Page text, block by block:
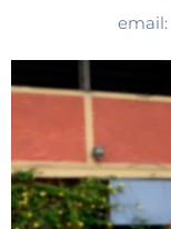
email: